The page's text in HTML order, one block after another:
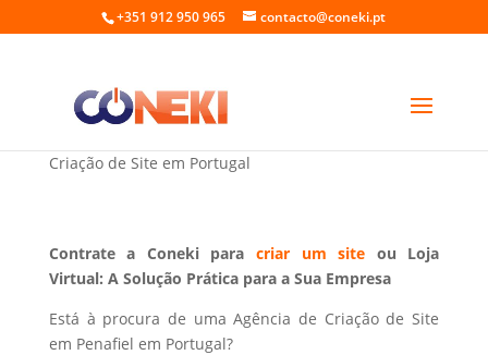
+351 912 950 965 contacto@coneki.pt
Criação de Site em Penafiel Portugal
Criação de Site em Portugal
Contrate a Coneki para criar um site ou Loja
Virtual: A Solução Prática para a Sua Empresa
Está à procura de uma Agência de Criação de Site
em Penafiel em Portugal?